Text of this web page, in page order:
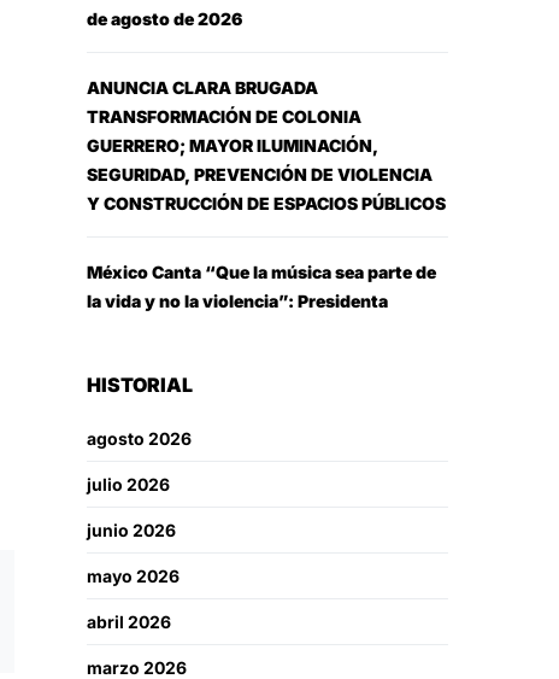
de agosto de 2026
ANUNCIA CLARA BRUGADA
TRANSFORMACIÓN DE COLONIA
GUERRERO; MAYOR ILUMINACIÓN,
SEGURIDAD, PREVENCIÓN DE VIOLENCIA
Y CONSTRUCCIÓN DE ESPACIOS PÚBLICOS
México Canta “Que la música sea parte de
la vida y no la violencia”: Presidenta
HISTORIAL
agosto 2026
julio 2026
junio 2026
mayo 2026
abril 2026
marzo 2026